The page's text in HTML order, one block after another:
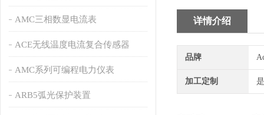
AMC三相数显电流表
ACE无线温度电流复合传感器
AMC系列可编程电力仪表
ARB5弧光保护装置
详情介绍
品牌
加工定制